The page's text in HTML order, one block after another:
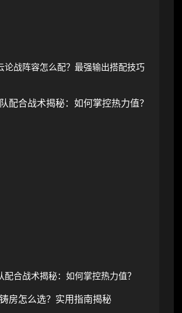
论战阵容怎么配？最强输出搭配技巧
配合战术揭秘：如何掌控热力值？